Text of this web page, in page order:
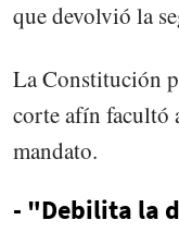
que devolvió la
La Constitución
corte afín facultó
mandato.
- "Debilita la